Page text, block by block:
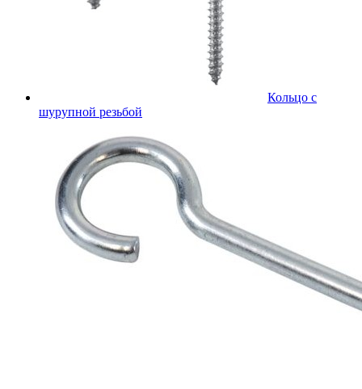
Кольцо с
шурупной резьбой